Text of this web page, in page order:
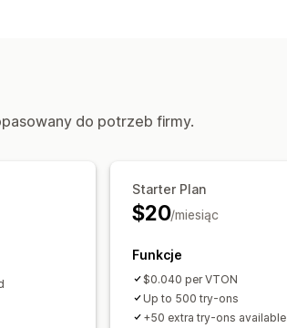
do potrzeb firmy.
Starter Plan
$20/miesiąc
Funkcje
$0.040 per VTON
Up to 500 try-ons
+50 extra try-ons available